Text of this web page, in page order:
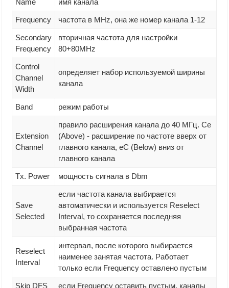
Frequency частота в MHz, она же номер канала 1-12
Secondary
Frequency
вторичная частота для настройки
80+80MHz
Control
Channel
Width
определяет набор используемой ширины
канала
Band режим работы
Extension
Channel
правило расширения канала до 40 МГц. Ce
(Above) - расширение по частоте вверх от
главного канала, eC (Below) вниз от
главного канала
Tx. Power мощность сигнала в Dbm
Save
Selected
если частота канала выбирается
автоматически и используется Reselect
Interval, то сохраняется последняя
выбранная частота
Reselect
Interval
интервал, после которого выбирается
наименее занятая частота. Работает
только если Frequency оставлено пустым
Skip DFS
если Frequency оставить пустым, каналы